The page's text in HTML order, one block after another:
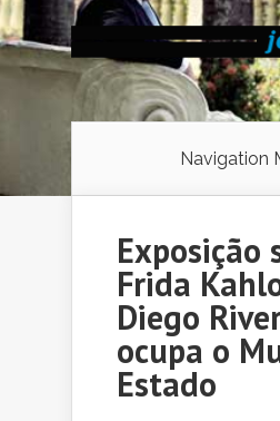
Navigation
Exposição
Frida
Diego
ocupa o
Estado